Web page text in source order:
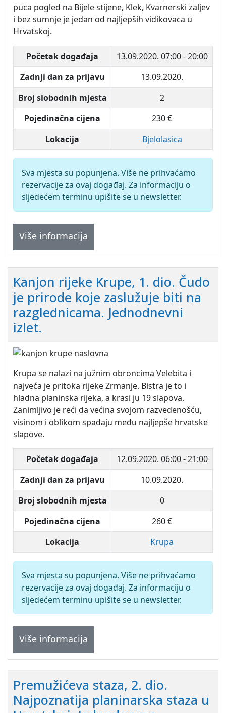
puca pogled na Bijele stijene, Klek, Kvarnerski zaljev
i bez sumnje je jedan od najljepših vidikovaca u
Hrvatskoj.
Početak događaja 13.09.2020. 07:00 - 20:00
Zadnji dan za prijavu
13.09.2020.
Broj slobodnih mjesta
2
Pojedinačna cijena
230 €
Lokacija
Bjelolasica
Sva mjesta su popunjena. Više ne prihvaćamo
rezervacije za ovaj događaj. Za informaciju o
sljedećem terminu upišite se u newsletter.
Više informacija
Kanjon rijeke Krupe, 1. dio. Čudo
je prirode koje zaslužuje biti na
razglednicama. Jednodnevni
izlet.
Krupa se nalazi na južnim obroncima Velebita i
najveća je pritoka rijeke Zrmanje. Bistra je to i
hladna planinska rijeka, a krasi ju 19 slapova.
Zanimljivo je reći da većina svojom razvedenošću,
visinom i oblikom spadaju među najljepše hrvatske
slapove.
Početak događaja 12.09.2020. 06:00 - 21:00
Zadnji dan za prijavu
10.09.2020.
Broj slobodnih mjesta
0
Pojedinačna cijena
260 €
Lokacija
Krupa
Sva mjesta su popunjena. Više ne prihvaćamo
rezervacije za ovaj događaj. Za informaciju o
sljedećem terminu upišite se u newsletter.
Više informacija
Premužićeva staza, 2. dio.
Najpoznatija planinarska staza u